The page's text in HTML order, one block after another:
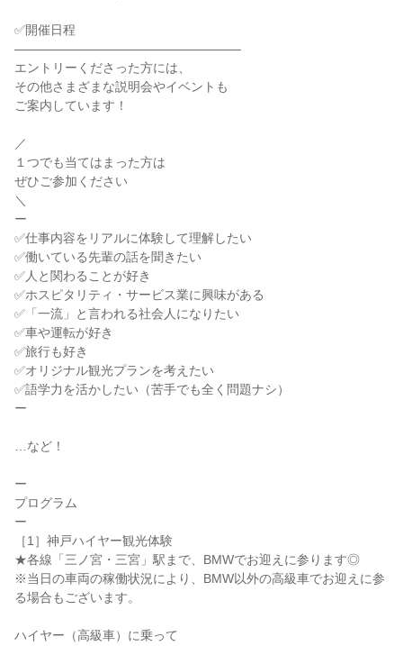
✅開催日程
――――――――――――――――――
エントリーくださった方には、
その他さまざまな説明会やイベントも
ご案内しています！
／
１つでも当てはまった方は
ぜひご参加ください
＼
ー
✅仕事内容をリアルに体験して理解したい
✅働いている先輩の話を聞きたい
✅人と関わることが好き
✅ホスピタリティ・サービス業に興味がある
✅「一流」と言われる社会人になりたい
✅車や運転が好き
✅旅行も好き
✅オリジナル観光プランを考えたい
✅語学力を活かしたい（苦手でも全く問題ナシ）
ー
…など！
ー
プログラム
ー
［1］神戸ハイヤー観光体験
★各線「三ノ宮・三宮」駅まで、BMWでお迎えに参ります◎
※当日の車両の稼働状況により、BMW以外の高級車でお迎えに参
る場合もございます。
ハイヤー（高級車）に乗って